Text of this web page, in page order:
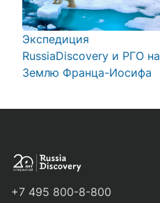
Экспедиция
RussiaDiscovery и РГО на
Землю Франца-Иосифа
+7 495 800-8-800